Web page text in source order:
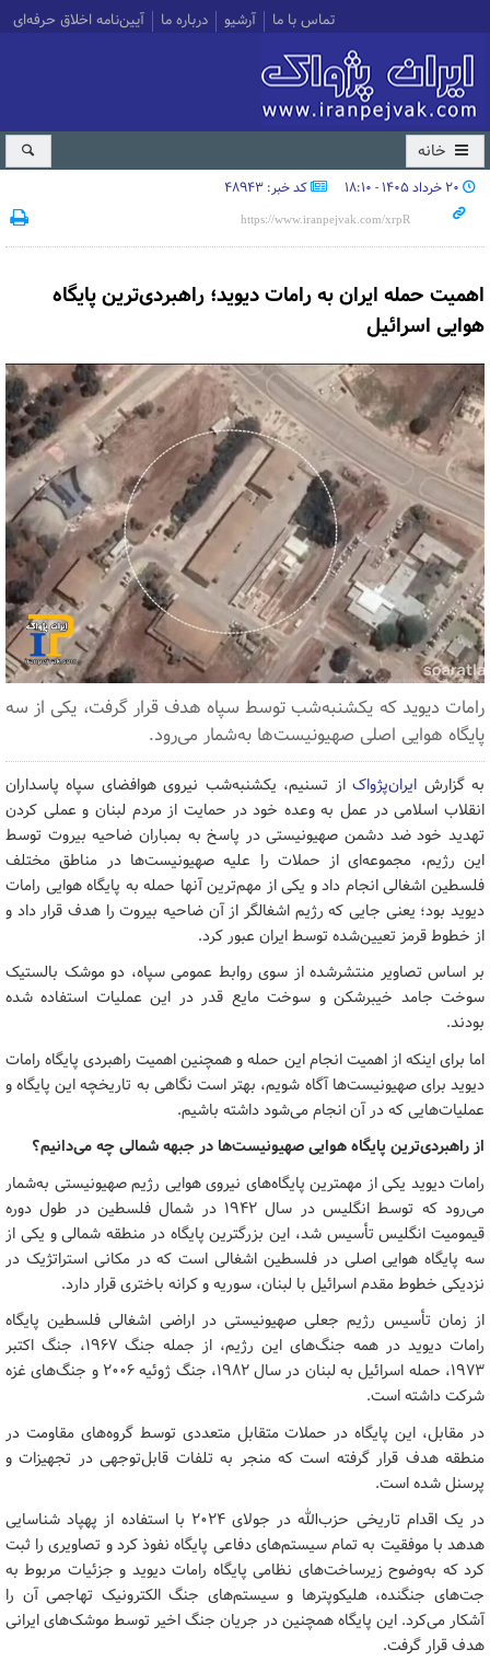
تماس با ما آرشیو درباره ما آیین‌نامه اخلاق حرفه‌ای
خانه
۲۰ خرداد ۱۴۰۵ - ۱۸:۱۰ کد خبر: 48943
اهمیت حمله ایران به رامات دیوید؛ راهبردی‌ترین پایگاه
هوایی اسرائیل
رامات دیوید که یکشنبه‌شب توسط سپاه هدف قرار گرفت، یکی از سه
پایگاه هوایی اصلی صهیونیست‌ها به‌شمار می‌رود.
به گزارش ایران‌پژواکاز تسنیم، یکشنبه‌شب نیروی هوافضای سپاه پاسداران
انقلاب اسلامی در عمل به وعده خود در حمایت از مردم لبنان و عملی کردن
تهدید خود ضد دشمن صهیونیستی در پاسخ به بمباران ضاحیه بیروت توسط
این رژیم، مجموعه‌ای از حملات را علیه صهیونیست‌ها در مناطق مختلف
فلسطین اشغالی انجام داد و یکی از مهم‌ترین آنها حمله به پایگاه هوایی رامات
دیوید بود؛ یعنی جایی که رژیم اشغالگر از آن ضاحیه بیروت را هدف قرار داد و
از خطوط قرمز تعیین‌شده توسط ایران عبور کرد.
بر اساس تصاویر منتشرشده از سوی روابط عمومی سپاه، دو موشک بالستیک
سوخت جامد خیبرشکن و سوخت مایع قدر در این عملیات استفاده شده
بودند.
اما برای اینکه از اهمیت انجام این حمله و همچنین اهمیت راهبردی پایگاه رامات
دیوید برای صهیونیست‌ها آگاه شویم، بهتر است نگاهی به تاریخچه این پایگاه و
عملیات‌هایی که در آن انجام می‌شود داشته باشیم.
از راهبردی‌ترین پایگاه هوایی صهیونیست‌ها در جبهه شمالی چه می‌دانیم؟
رامات دیوید یکی از مهمترین پایگاه‌های نیروی هوایی رژیم صهیونیستی به‌شمار
می‌رود که توسط انگلیس در سال ۱۹۴۲ در شمال فلسطین در طول دوره
قیمومیت انگلیس تأسیس شد، این بزرگترین پایگاه در منطقه شمالی و یکی از
سه پایگاه هوایی اصلی در فلسطین اشغالی است که در مکانی استراتژیک در
نزدیکی خطوط مقدم اسرائیل با لبنان، سوریه و کرانه باختری قرار دارد.
از زمان تأسیس رژیم جعلی صهیونیستی در اراضی اشغالی فلسطین پایگاه
رامات دیوید در همه جنگ‌های این رژیم، از جمله جنگ ۱۹۶۷، جنگ اکتبر
۱۹۷۳، حمله اسرائیل به لبنان در سال ۱۹۸۲، جنگ ژوئیه ۲۰۰۶ و جنگ‌های غزه
شرکت داشته است.
در مقابل، این پایگاه در حملات متقابل متعددی توسط گروه‌های مقاومت در
منطقه هدف قرار گرفته است که منجر به تلفات قابل‌توجهی در تجهیزات و
پرسنل شده است.
در یک اقدام تاریخی حزب‌الله در جولای ۲۰۲۴ با استفاده از پهپاد شناسایی
هدهد با موفقیت به تمام سیستم‌های دفاعی پایگاه نفوذ کرد و تصاویری را ثبت
کرد که به‌وضوح زیرساخت‌های نظامی پایگاه رامات دیوید و جزئیات مربوط به
جت‌های جنگنده، هلیکوپترها و سیستم‌های جنگ الکترونیک تهاجمی آن را
آشکار می‌کرد. این پایگاه همچنین در جریان جنگ اخیر توسط موشک‌های ایرانی
هدف قرار گرفت.